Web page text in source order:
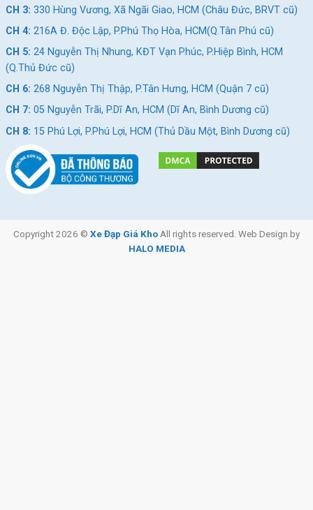
Địa Chỉ Các Cửa Hàng Xe Đạp Giá Kho:
CH 1:494 Nguyễn Oanh, P.An Nhơn, HCM (Gò Vấp cũ)
CH 2:
322/36 An Dương Vương, P.Chợ Quán, HCM (Quận
CH 4:216A Đ. Độc Lập, P.Phú Thọ Hòa, HCM(Q.Tân Phú
cũ)
HCM (Q.Thủ Đức cũ)
CH 6:
268 Nguyễn Thị Thập, P.Tân Hưng, HCM (Quận 7
CH 3: 330 Hùng Vương, Xã Ngãi Giao, HCM (Châu Đức, BRVT cũ)
CH 4: 216A Đ. Độc Lập, P.Phú Thọ Hòa, HCM(Q.Tân Phú cũ)
CH 5: 24 Nguyễn Thị Nhung, KĐT Vạn Phúc, P.Hiệp Bình, HCM
(Q.Thủ Đức cũ)
CH 6: 268 Nguyễn Thị Thập, P.Tân Hưng, HCM (Quận 7 cũ)
CH 7: 05 Nguyễn Trãi, P.Dĩ An, HCM (Dĩ An, Bình Dương cũ)
CH 8: 15 Phú Lợi, P.Phú Lợi, HCM (Thủ Dầu Một, Bình Dương cũ)
Copyright 2026 © Xe Đạp Giá Kho All rights reserved. Web Design by
HALO MEDIA